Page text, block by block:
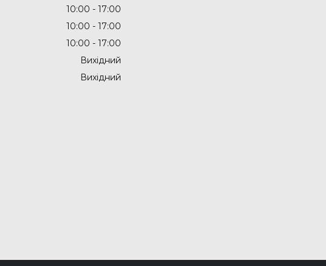
10:00
17:00
10:00
17:00
10:00
17:00
Вихідний
Вихідний